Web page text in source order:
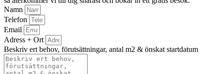
Namn
Telefon
Email
Adress + Ort
Beskriv ert behov, förutsättningar, antal m2 & önskat startdatum